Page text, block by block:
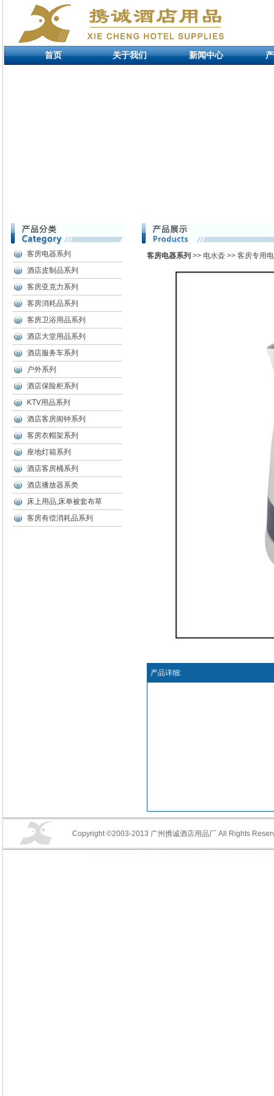
首页 关于我们 新闻中心
客房电器系列
酒店皮制品系列
客房亚克力系列
客房消耗品系列
客房卫浴用品系列
酒店大堂用品系列
酒店服务车系列
户外系列
酒店保险柜系列
KTV用品系列
酒店客房闹钟系列
客房衣帽架系列
座地灯箱系列
酒店客房桶系列
酒店播放器系类
床上用品,床单被套布草
客房有偿消耗品系列
客房电器系列 >> 电水壶 >> 客房专用
产品详细:
Copyright ©2003-2013 广州携诚酒店用品厂 All Rights